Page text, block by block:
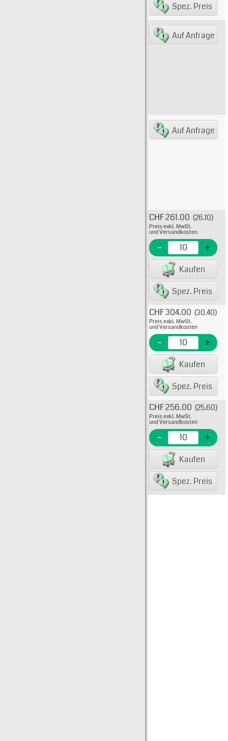
Spez. Preis
Typ:
Auf Anfrage
Typ:
Auf Anfrage
Typ:
EME
CHF 261.00 (26.10)
Preis exkl. MwSt.
und Versandkosten
- +
Kaufen
Spez. Preis
Typ:
EME
CHF 304.00 (30.40)
Preis exkl. MwSt.
und Versandkosten
- +
Kaufen
Spez. Preis
Typ:
EME
CHF 256.00 (25.60)
Preis exkl. MwSt.
und Versandkosten
- +
Kaufen
Spez. Preis